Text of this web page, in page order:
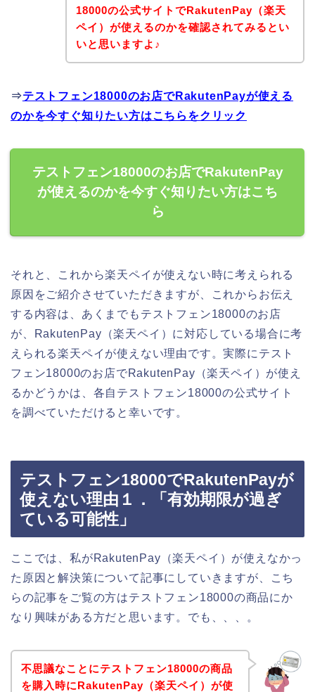
18000の公式サイトでRakutenPay（楽天
ペイ）が使えるのかを確認されてみるとい
いと思いますよ♪
⇒テストフェン18000のお店でRakutenPayが使える
のかを今すぐ知りたい方はこちらをクリック
テストフェン18000のお店でRakutenPay
が使えるのかを今すぐ知りたい方はこち
ら
それと、これから楽天ペイが使えない時に考えられる
原因をご紹介させていただきますが、これからお伝え
する内容は、あくまでもテストフェン18000のお店
が、RakutenPay（楽天ペイ）に対応している場合に考
えられる楽天ペイが使えない理由です。実際にテスト
フェン18000のお店でRakutenPay（楽天ペイ）が使え
るかどうかは、各自テストフェン18000の公式サイト
を調べていただけると幸いです。
テストフェン18000でRakutenPayが
使えない理由１．「有効期限が過ぎ
ている可能性」
ここでは、私がRakutenPay（楽天ペイ）が使えなかっ
た原因と解決策について記事にしていきますが、こち
らの記事をご覧の方はテストフェン18000の商品にか
なり興味がある方だと思います。でも、、、。
不思議なことにテストフェン18000の商品
を購入時にRakutenPay（楽天ペイ）が使